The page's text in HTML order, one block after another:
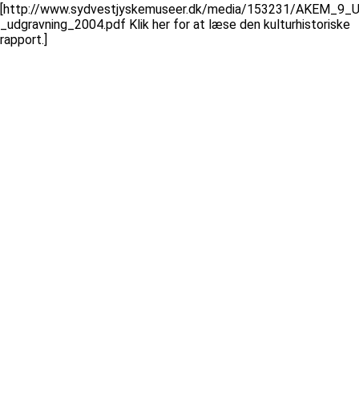
[http://www.sydvestjyskemuseer.dk/media/153231/
_udgravning_2004.pdf Klik her for at læse den kulturhistoriske
rapport.]